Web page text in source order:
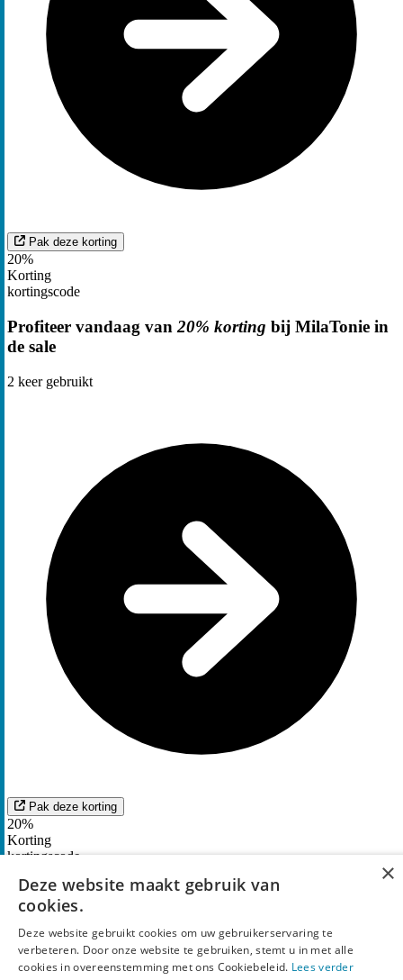
Pak deze korting
20%
Korting
kortingscode
Profiteer vandaag van 20% korting bij MilaTonie in
de sale
2 keer gebruikt
Pak deze korting
20%
Korting
kortingscode
MilaTonie deal: Ontvang20%extrakorting
sale
keer gebruikt
×
Deze website maakt gebruik van
cookies.
Deze website gebruikt cookies om uw gebruikerservaring te
verbeteren. Door onze website te gebruiken, stemt u in met alle
cookies in overeenstemming met ons Cookiebeleid. Lees verder